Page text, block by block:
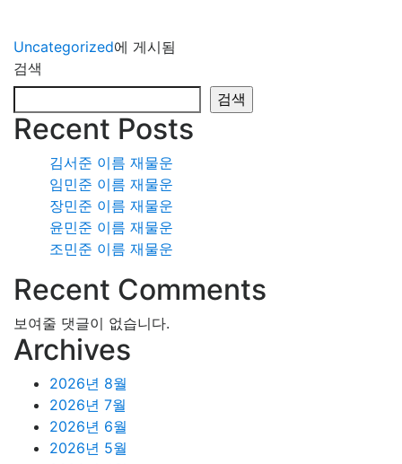
Uncategorized에 게시됨
검색
검색
Recent Posts
김서준 이름 재물운
임민준 이름 재물운
장민준 이름 재물운
윤민준 이름 재물운
조민준 이름 재물운
Recent Comments
보여줄 댓글이 없습니다.
Archives
2026년 8월
2026년 7월
2026년 6월
2026년 5월